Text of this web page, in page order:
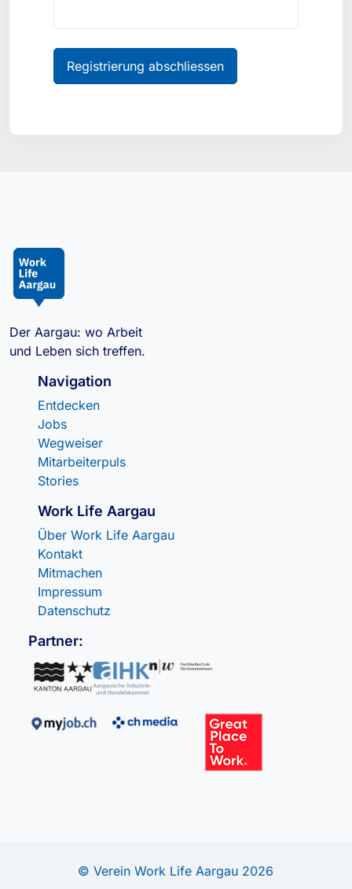
Registrierung abschliessen
Der Aargau: wo Arbeit
und Leben sich treffen.
Navigation
Entdecken
Jobs
Wegweiser
Mitarbeiterpuls
Stories
Work Life Aargau
Über Work Life Aargau
Kontakt
Mitmachen
Impressum
Datenschutz
Partner:
© Verein Work Life Aargau 2026